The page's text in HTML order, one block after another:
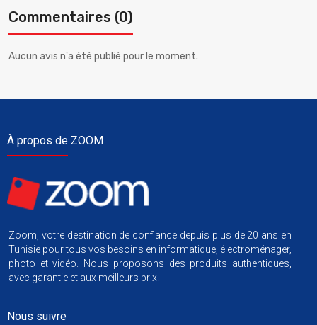
Commentaires (0)
Aucun avis n'a été publié pour le moment.
À propos de ZOOM
Zoom, votre destination de confiance depuis plus de 20 ans en
Tunisie pour tous vos besoins en informatique, électroménager,
photo et vidéo. Nous proposons des produits authentiques,
avec garantie et aux meilleurs prix.
Nous suivre